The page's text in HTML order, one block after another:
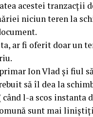
acestei tranzacții
niciun teren la
ar fi oferit doar un
Ion Vlad și fiul
să îl dea la
când l-a scos
sunt mai